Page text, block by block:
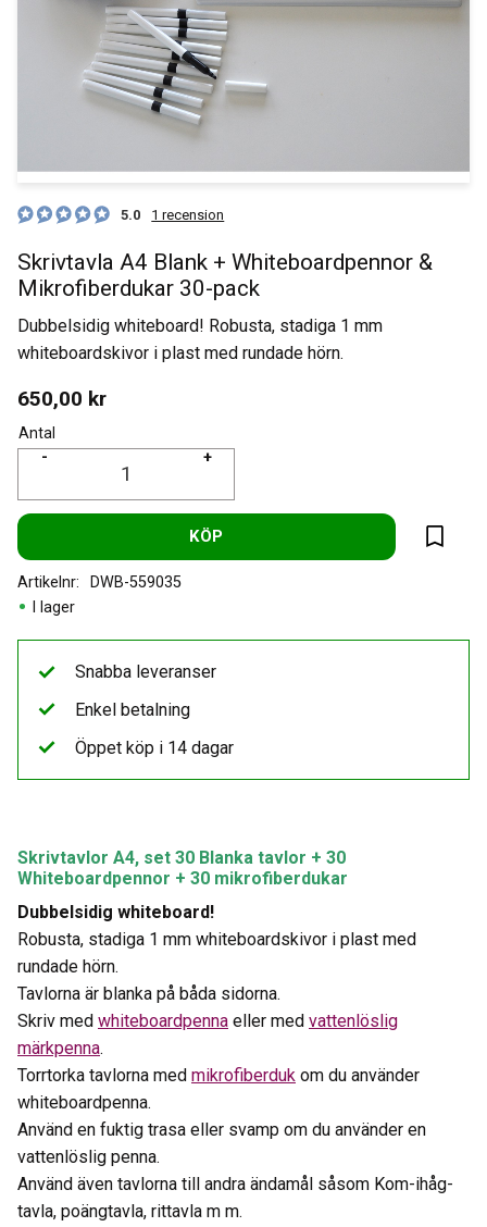
5.0 1 recension
Skrivtavla A4 Blank + Whiteboardpennor &
Mikrofiberdukar 30-pack
Dubbelsidig whiteboard! Robusta, stadiga 1 mm
whiteboardskivor i plast med rundade hörn.
650,00 kr
Antal
+
-
KÖP
Lägg
I lager
Artikelnr DWB-559035
Skrivtavlor A4, set 30 Blanka tavlor + 30
Whiteboardpennor + 30 mikrofiberdukar
Dubbelsidig whiteboard!
Robusta, stadiga 1 mm whiteboardskivor i plast med
rundade hörn.
Tavlorna är blanka på båda sidorna.
Skriv med whiteboardpenna eller med vattenlöslig
märkpenna.
Torrtorka tavlorna med mikrofiberduk om du använder
whiteboardpenna.
Använd en fuktig trasa eller svamp om du använder en
vattenlöslig penna.
Använd även tavlorna till andra ändamål såsom Kom-ihåg-
tavla, poängtavla, rittavla m m.
Snabba leveranser
Enkel betalning
Öppet köp i 14 dagar